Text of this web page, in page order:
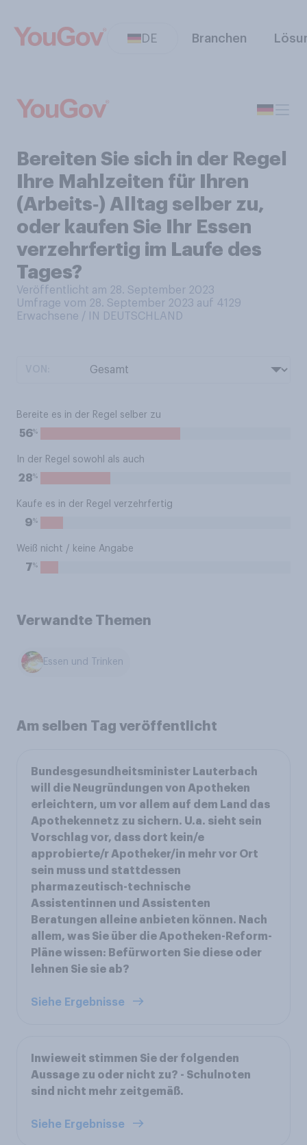
DE Branchen
Bereiten Sie sich in der Regel
Ihre Mahlzeiten für Ihren
(Arbeits‑) Alltag selber zu,
oder kaufen Sie Ihr Essen
verzehrfertig im Laufe des
Tages?
Veröffentlicht am 28. September 2023
Umfrage vom 28. September 2023 auf 4129
Erwachsene / IN DEUTSCHLAND
Bereite es in der Regel selber zu
56%
In der Regel sowohl als auch
28%
Kaufe es in der Regel verzehrfertig
9%
Weiß nicht / keine Angabe
7%
Verwandte Themen
Essen und Trinken
Am selben Tag veröffentlicht
Bundesgesundheitsminister Lauterbach
will die Neugründungen von Apotheken
erleichtern, um vor allem auf dem Land das
Apothekennetz zu sichern. U.a. sieht sein
Vorschlag vor, dass dort kein/e
approbierte/r Apotheker/in mehr vor Ort
sein muss und stattdessen
pharmazeutisch-technische
Assistentinnen und Assistenten
Beratungen alleine anbieten können. Nach
allem, was Sie über die Apotheken-Reform-
Pläne wissen: Befürworten Sie diese oder
lehnen Sie sie ab?
Siehe Ergebnisse
Inwieweit stimmen Sie der folgenden
Aussage zu oder nicht zu? - Schulnoten
sind nicht mehr zeitgemäß.
Siehe Ergebnisse